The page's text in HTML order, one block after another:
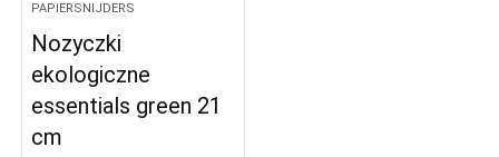
PAPIERSNIJDERS
Nozyczki
ekologiczne
essentials green 21
cm